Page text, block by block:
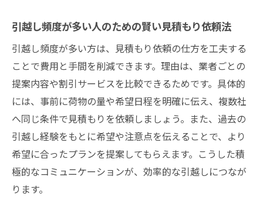
引越し頻度が多い人のための賢い見積もり依頼法
引越し頻度が多い方は、見積もり依頼の仕方を工夫する
ことで費用と手間を削減できます。理由は、業者ごとの
提案内容や割引サービスを比較できるためです。具体的
には、事前に荷物の量や希望日程を明確に伝え、複数社
へ同じ条件で見積もりを依頼しましょう。また、過去の
引越し経験をもとに希望や注意点を伝えることで、より
希望に合ったプランを提案してもらえます。こうした積
極的なコミュニケーションが、効率的な引越しにつなが
ります。